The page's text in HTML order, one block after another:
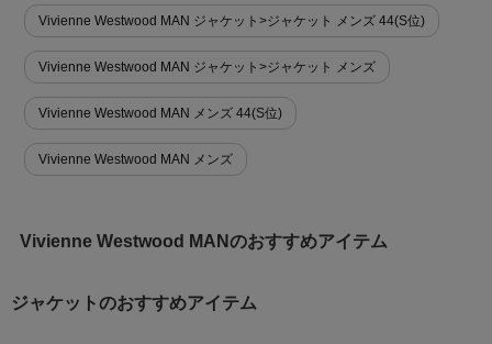
Vivienne Westwood MAN ジャケット>ジャケット メンズ 44(S位)
Vivienne Westwood MAN ジャケット>ジャケット メンズ
Vivienne Westwood MAN メンズ 44(S位)
Vivienne Westwood MAN メンズ
Vivienne Westwood MANのおすすめアイテム
ジャケットのおすすめアイテム